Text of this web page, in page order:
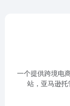
一个提供跨境电
站，亚马逊托